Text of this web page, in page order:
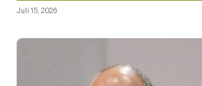
Juli 15, 2026